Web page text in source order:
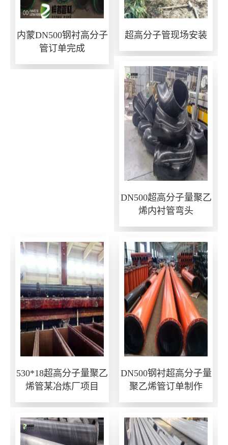
内蒙DN500钢衬高分子
管订单完成
超高分子管现场安装
DN500超高分子量聚乙
烯内衬管弯头
530*18超高分子量聚乙
烯管某冶炼厂项目
DN500钢衬超高分子量
聚乙烯管订单制作